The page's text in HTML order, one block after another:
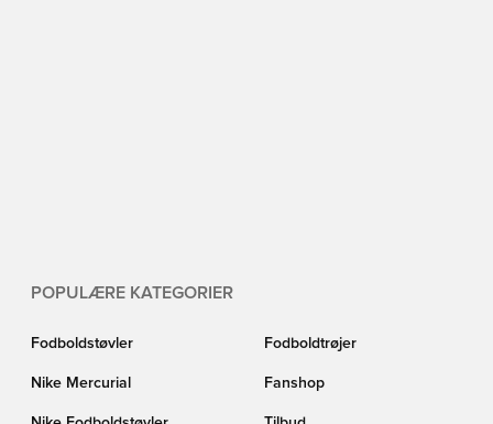
POPULÆRE KATEGORIER
Fodboldstøvler Fodboldtrøjer
Nike Mercurial Fanshop